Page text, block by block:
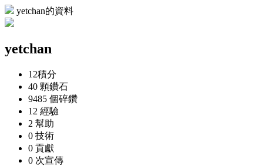
yetchan的資料
yetchan
12積分
40 顆鑽石
9485 個碎鑽
12 經驗
2 幫助
0 技術
0 貢獻
0 次宣傳